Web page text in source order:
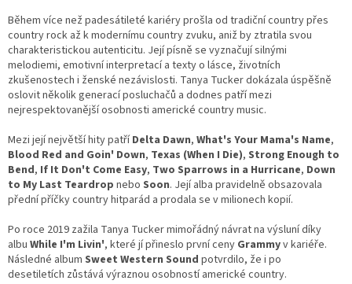
Během více než padesátileté kariéry prošla od tradiční country přes
country rock až k modernímu country zvuku, aniž by ztratila svou
charakteristickou autenticitu. Její písně se vyznačují silnými
melodiemi, emotivní interpretací a texty o lásce, životních
zkušenostech i ženské nezávislosti. Tanya Tucker dokázala úspěšně
oslovit několik generací posluchačů a dodnes patří mezi
nejrespektovanější osobnosti americké country music.
Mezi její největší hity patříDelta Dawn, What's Your Mama's Name,
Blood Red and Goin' Down, Texas (When I Die), Strong Enough to
Bend, If It Don't Come Easy, Two Sparrows in a Hurricane, Down
to My Last Teardrop nebo Soon. Její alba pravidelně obsazovala
přední příčky country hitparád a prodala se v milionech kopií.
Po roce 2019 zažila Tanya Tucker mimořádný návrat na výsluní díky
albu While I'm Livin', které jí přineslo první ceny Grammyv kariéře.
Následné album Sweet Western Sound potvrdilo, že i po
desetiletích zůstává výraznou osobností americké country.